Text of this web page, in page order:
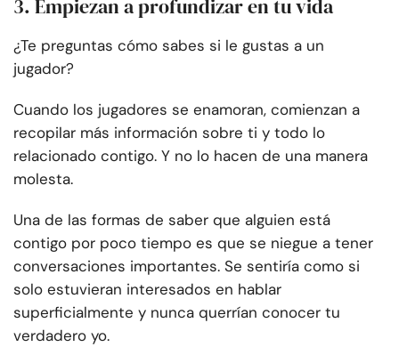
3. Empiezan a profundizar en tu vida
¿Te preguntas cómo sabes si le gustas a un
jugador?
Cuando los jugadores se enamoran, comienzan a
recopilar más información sobre ti y todo lo
relacionado contigo. Y no lo hacen de una manera
molesta.
Una de las formas de saber que alguien está
contigo por poco tiempo es que se niegue a tener
conversaciones importantes. Se sentiría como si
solo estuvieran interesados en hablar
superficialmente y nunca querrían conocer tu
verdadero yo.